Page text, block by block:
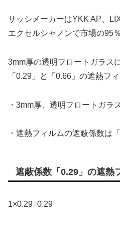
サッシメーカーはYKK AP、
エクセルシャノンで市場の95
3mm厚の透明フロートガラス
「0.29」と「0.66」の遮熱フ
・3mm厚、透明フロートガラ
・遮熱フィルムの遮蔽係数は
遮蔽係数「0.29」の遮熱
1×0.29=0.29